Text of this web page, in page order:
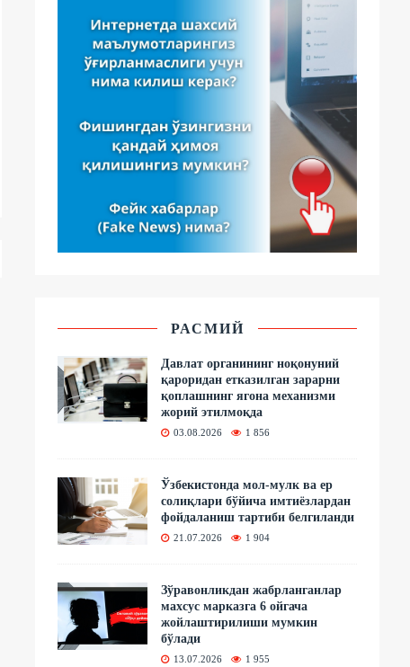
РАСМИЙ
Давлат органининг ноқонуний
қароридан етказилган зарарни
қоплашнинг ягона механизми
жорий этилмоқда
03.08.2026 1 856
Ўзбекистонда мол-мулк ва ер
солиқлари бўйича имтиёзлардан
фойдаланиш тартиби белгиланди
21.07.2026 1 904
Зўравонликдан жабрланганлар
махсус марказга 6 ойгача
жойлаштирилиши мумкин
бўлади
13.07.2026 1 955